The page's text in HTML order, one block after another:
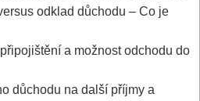
odklad důchodu – Co je
a možnost odchodu do
důchodu na další příjmy a